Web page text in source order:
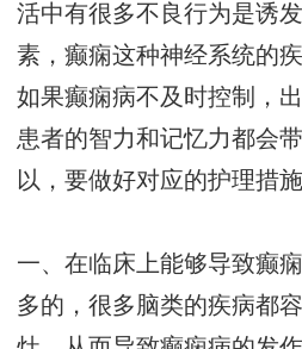
活中有很多不良行为是诱
素，癫痫这种神经系统的
如果癫痫病不及时控制，
患者的智力和记忆力都会
以，要做好对应的护理措
一、在临床上能够导致癫
多的，很多脑类的疾病都